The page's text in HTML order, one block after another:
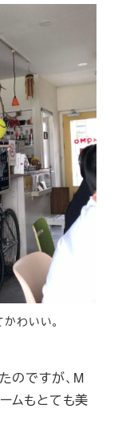
わいい。
のですが、M
ムもとても美